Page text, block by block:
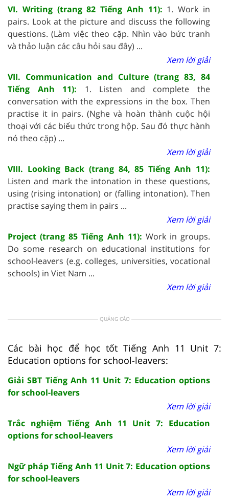
VI. Writing (trang 82 Tiếng Anh 11): 1. Work in
pairs. Look at the picture and discuss the following
questions. (Làm việc theo cặp. Nhìn vào bức tranh
và thảo luận các câu hỏi sau đây) ...
Xem lời giải
VII. Communication and Culture (trang 83, 84
Tiếng Anh 11): 1. Listen and complete the
conversation with the expressions in the box. Then
practise it in pairs. (Nghe và hoàn thành cuộc hội
thoại với các biểu thức trong hộp. Sau đó thực hành
nó theo cặp) ...
Xem lời giải
VIII. Looking Back (trang 84, 85 Tiếng Anh 11):
Listen and mark the intonation in these questions,
using (rising intonation) or (falling intonation). Then
practise saying them in pairs ...
Xem lời giải
Project (trang 85 Tiếng Anh 11): Work in groups.
Do some research on educational institutions for
school-leavers (e.g. colleges, universities, vocational
schools) in Viet Nam ...
Xem lời giải
QUẢNG CÁO
Các bài học để học tốt Tiếng Anh 11 Unit 7:
Education options for school-leavers:
Giải SBT Tiếng Anh 11 Unit 7: Education options
for school-leavers
Xem lời giải
Trắc nghiệm Tiếng Anh 11 Unit 7: Education
options for school-leavers
Xem lời giải
Ngữ pháp Tiếng Anh 11 Unit 7: Education options
for school-leavers
Xem lời giải